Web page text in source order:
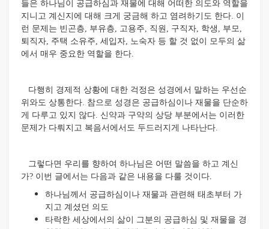
들은 하나님이 공급하심과 재물에 대해 어떠한 의도와 역할을
지니고 계신지에 대해 크게 궁금해 하고 염려하기도 한다. 이
런 문제는 빈곤층, 부유층, 고용주, 직원, 구직자, 학생, 부모,
퇴직자, 주택 소유주, 세입자, 노숙자 등 할 것 없이 모두의 삶
에서 매우 중요한 역할을 한다.
다행히 경제적 상황에 대한 걱정은 성경에서 말하는 우선순
위와도 상통한다. 참으로 성경은 공급하심이나 재물을 단순하
게 다루고 있지 않다. 신약과 구약의 상당 부분에서는 이러한
문제가 다뤄지고 복음서에서도 두드러지게 나타난다.
그렇다면 우리를 향하여 하나님은 어떤 말씀을 하고 계신
가? 이번 글에서는 다음과 같은 내용을 다룰 것이다.
하나님께서 공급하심이나 재물과 관련해 태초부터 가
지고 계셨던 의도
타락한 세상에서의 삶이 그분의 공급하심 및 재물을 경